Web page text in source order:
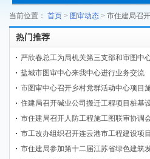
当前位置： 首页 > 图审动态 > 市住建局召
热门推荐
严欣春总工为局机关第三支部和审图中
盐城市图审中心来我中心进行业务交流
市图审中心召开乡村党群活动中心项目
住建局召开碱业公司搬迁工程项目桩基
市住建局召开人防工程施工图联审协调
市工改办组织召开连云港市工程建设项
市住建局参加第十二届江苏省绿色建筑